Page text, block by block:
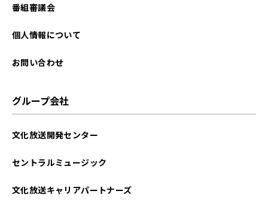
2024年04月
2024年01月
番組審議会
個人情報について
お問い合わせ
グループ会社
文化放送開発センター
セントラルミュージック
文化放送キャリアパートナーズ